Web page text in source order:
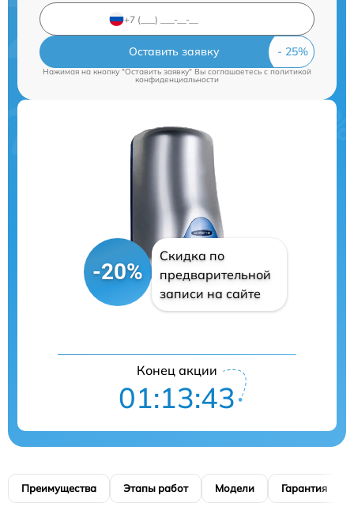
Оставить заявку
Нажимая на кнопку "Оставить заявку" Вы соглашаетесь cполитикой
конфиденциальности
-20%
Скидка по
предварительной
записи на сайте
Конец акции
01:13:42
Преимущества Этапы работ Модели Гарантия